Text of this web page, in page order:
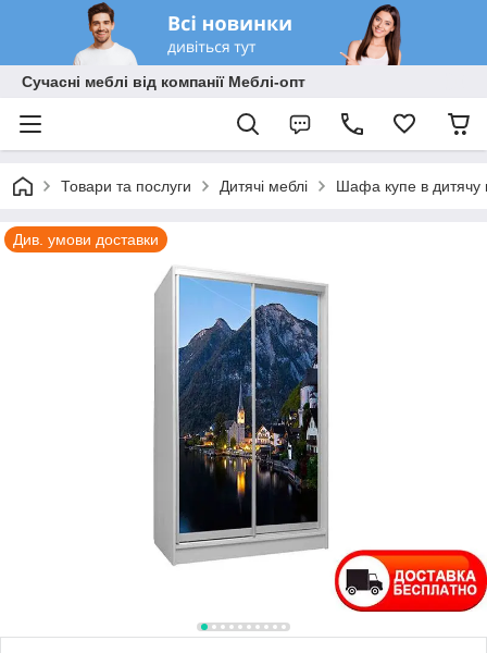
Сучасні меблі від компанії Меблі-опт
Товари та послуги Дитячі меблі Шафа купе в дитячу
Див. умови доставки